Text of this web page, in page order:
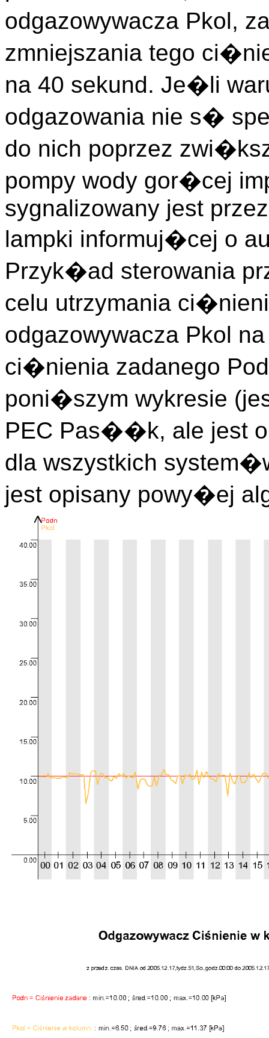
odgazowywacza Pkol,
zmniejszania tego
na 40 sekund. Je�li
odgazowania nie s�
do nich poprzez
pompy wody gor�cej
sygnalizowany jest
lampki informuj�cej o
Przyk�ad sterowania
celu utrzymania
odgazowywacza Pkol
ci�nienia zadanego
poni�szym wykresie
PEC Pas��k, ale jest
dla wszystkich
jest opisany powy�ej